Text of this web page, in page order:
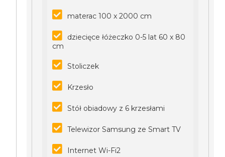
materac 100 x 2000 cm
dziecięce łóżeczko 0-5 lat 60 x 80
cm
Stoliczek
Krzesło
Stół obiadowy z 6 krzesłami
Telewizor Samsung ze Smart TV
Internet Wi-Fi2